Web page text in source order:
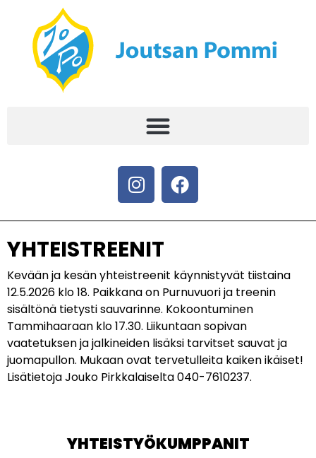
YHTEISTREENIT
Kevään ja kesän yhteistreenit käynnistyvät tiistaina
12.5.2026 klo 18. Paikkana on Purnuvuori ja treenin
sisältönä tietysti sauvarinne. Kokoontuminen
Tammihaaraan klo 17.30. Liikuntaan sopivan
vaatetuksen ja jalkineiden lisäksi tarvitset sauvat ja
juomapullon. Mukaan ovat tervetulleita kaiken ikäiset!
Lisätietoja Jouko Pirkkalaiselta 040-7610237.
YHTEISTYÖKUMPPANIT